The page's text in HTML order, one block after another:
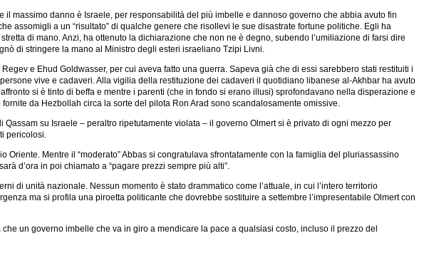
massimo danno è Israele, per responsabilità del più imbelle e dannoso governo che abbia avuto fin
assomigli a un “risultato” di qualche genere che risollevi le sue disastrate fortune politiche. Egli ha
di mano. Anzi, ha ottenuto la dichiarazione che non ne è degno, subendo l’umiliazione di farsi dire
di stringere la mano al Ministro degli esteri israeliano Tzipi Livni.
e Ehud Goldwasser, per cui aveva fatto una guerra. Sapeva già che di essi sarebbero stati restituiti i
vive e cadaveri. Alla vigilia della restituzione dei cadaveri il quotidiano libanese al-Akhbar ha avuto
si è tinto di beffa e mentre i parenti (che in fondo si erano illusi) sprofondavano nella disperazione e
da Hezbollah circa la sorte del pilota Ron Arad sono scandalosamente omissive.
su Israele – peraltro ripetutamente violata – il governo Olmert si è privato di ogni mezzo per
pericolosi.
Mentre il “moderato” Abbas si congratulava sfrontatamente con la famiglia del pluriassassino
d’ora in poi chiamato a “pagare prezzi sempre più alti”.
di unità nazionale. Nessun momento è stato drammatico come l’attuale, in cui l’intero territorio
ma si profila una piroetta politicante che dovrebbe sostituire a settembre l’impresentabile Olmert con
un governo imbelle che va in giro a mendicare la pace a qualsiasi costo, incluso il prezzo del